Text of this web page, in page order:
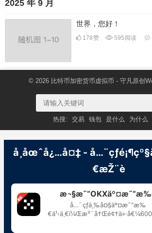
2025 年 9 月
世界，您好！
178赞 595 阅读
© 2026 比特币加密货币虚拟币 - 守凡原创
热搜: 交易 钱包 是什么 为什么